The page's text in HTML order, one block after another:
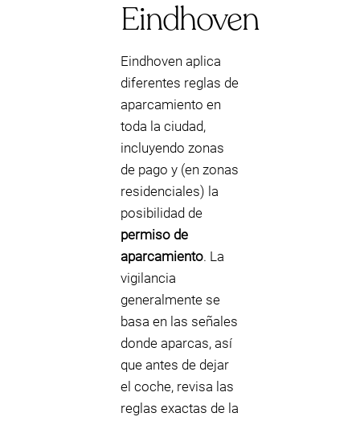
Eindhoven
Eindhoven aplica
diferentes reglas de
aparcamiento en
toda la ciudad,
incluyendo zonas
de pago y (en zonas
residenciales) la
posibilidad de
permiso de
aparcamiento. La
vigilancia
generalmente se
basa en las señales
donde aparcas, así
que antes de dejar
el coche, revisa las
reglas exactas de la